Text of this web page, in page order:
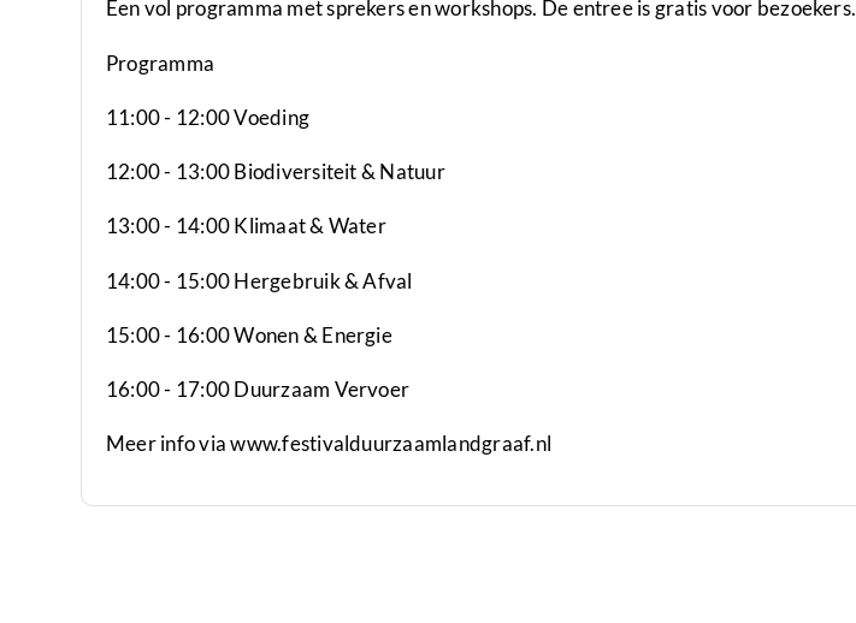
Een vol programma met sprekers en workshops. De entree is gratis voor bezoekers.
Programma
11:00 - 12:00 Voeding
12:00 - 13:00 Biodiversiteit & Natuur
13:00 - 14:00 Klimaat & Water
14:00 - 15:00 Hergebruik & Afval
15:00 - 16:00 Wonen & Energie
16:00 - 17:00 Duurzaam Vervoer
Meer info via www.festivalduurzaamlandgraaf.nl